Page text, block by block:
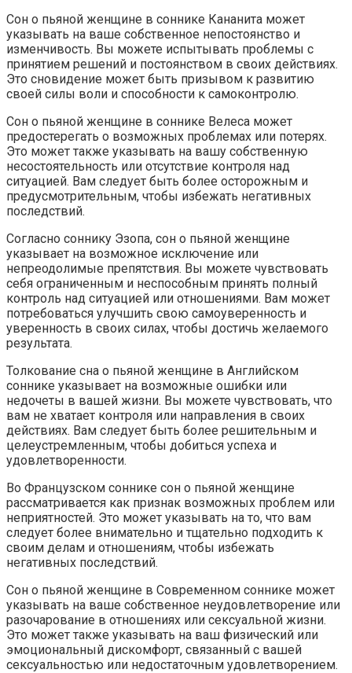
Сон о пьяной женщине в соннике Кананита может
указывать на ваше собственное непостоянство и
изменчивость. Вы можете испытывать проблемы с
принятием решений и постоянством в своих действиях.
Это сновидение может быть призывом к развитию
своей силы воли и способности к самоконтролю.
Сон о пьяной женщине в соннике Велеса может
предостерегать о возможных проблемах или потерях.
Это может также указывать на вашу собственную
несостоятельность или отсутствие контроля над
ситуацией. Вам следует быть более осторожным и
предусмотрительным, чтобы избежать негативных
последствий.
Согласно соннику Эзопа, сон о пьяной женщине
указывает на возможное исключение или
непреодолимые препятствия. Вы можете чувствовать
себя ограниченным и неспособным принять полный
контроль над ситуацией или отношениями. Вам может
потребоваться улучшить свою самоуверенность и
уверенность в своих силах, чтобы достичь желаемого
результата.
Толкование сна о пьяной женщине в Английском
соннике указывает на возможные ошибки или
недочеты в вашей жизни. Вы можете чувствовать, что
вам не хватает контроля или направления в своих
действиях. Вам следует быть более решительным и
целеустремленным, чтобы добиться успеха и
удовлетворенности.
Во Французском соннике сон о пьяной женщине
рассматривается как признак возможных проблем или
неприятностей. Это может указывать на то, что вам
следует более внимательно и тщательно подходить к
своим делам и отношениям, чтобы избежать
негативных последствий.
Сон о пьяной женщине в Современном соннике может
указывать на ваше собственное неудовлетворение или
разочарование в отношениях или сексуальной жизни.
Это может также указывать на ваш физический или
эмоциональный дискомфорт, связанный с вашей
сексуальностью или недостаточным удовлетворением.